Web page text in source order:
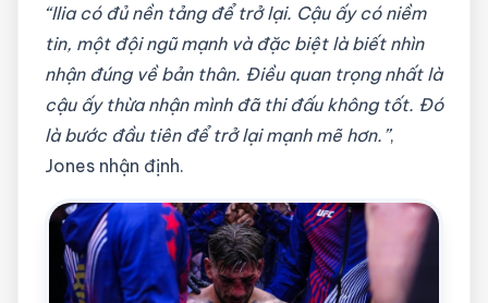
“Ilia có đủ nền tảng để trở lại. Cậu ấy có niềm
tin, một đội ngũ mạnh và đặc biệt là biết nhìn
nhận đúng về bản thân. Điều quan trọng nhất là
cậu ấy thừa nhận mình đã thi đấu không tốt. Đó
là bước đầu tiên để trở lại mạnh mẽ hơn.”,
Jones nhận định.